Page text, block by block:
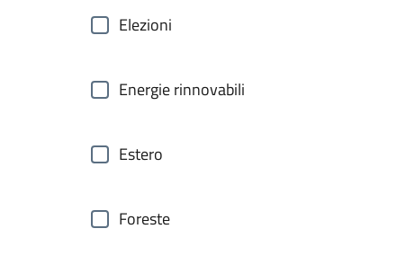
Elezioni
Energie rinnovabili
Estero
Foreste